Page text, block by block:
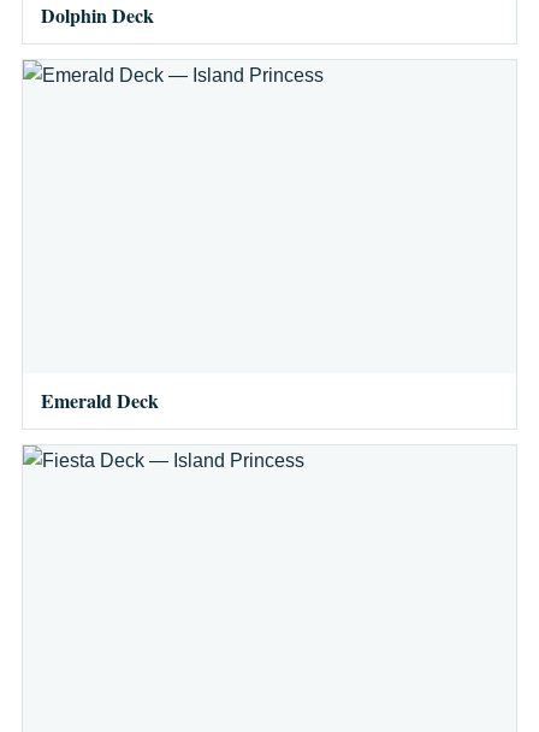
Dolphin Deck
Emerald Deck